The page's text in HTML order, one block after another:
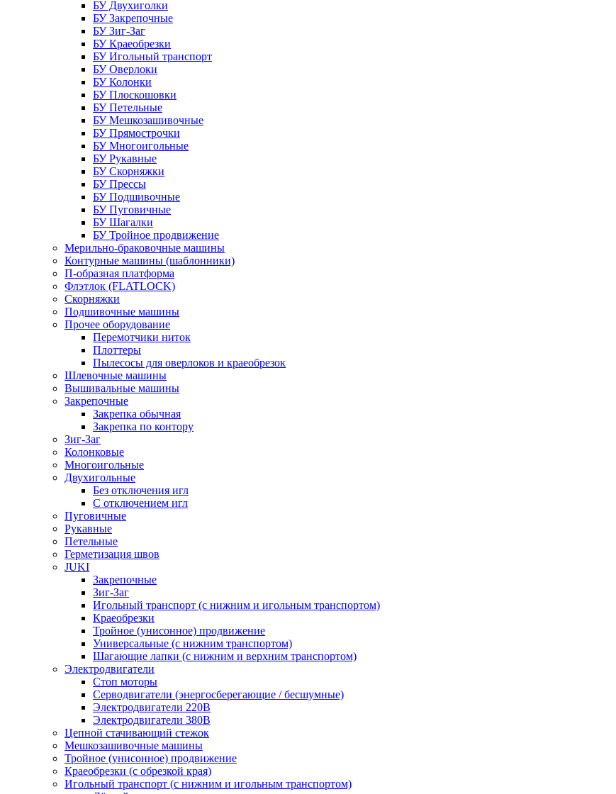
БУ Двухиголки
БУ Закрепочные
БУ Зиг-Заг
БУ Краеобрезки
БУ Игольный транспорт
БУ Оверлоки
БУ Колонки
БУ Плоскошовки
БУ Петельные
БУ Мешкозашивочные
БУ Прямострочки
БУ Многоигольные
БУ Рукавные
БУ Скорняжки
БУ Прессы
БУ Подшивочные
БУ Пуговичные
БУ Шагалки
БУ Тройное продвижение
Мерильно-браковочные машины
Контурные машины (шаблонники)
П-образная платформа
Флэтлок (FLATLOCK)
Скорняжки
Подшивочные машины
Прочее оборудование
Перемотчики ниток
Плоттеры
Пылесосы для оверлоков и краеобрезок
Шлевочные машины
Вышивальные машины
Закрепочные
Закрепка обычная
Закрепка по контору
Зиг-Заг
Колонковые
Многоигольные
Двухигольные
Без отключения игл
С отключением игл
Пуговичные
Рукавные
Петельные
Герметизация швов
JUKI
Закрепочные
Зиг-Заг
Игольный транспорт (с нижним и игольным транспортом)
Краеобрезки
Тройное (унисонное) продвижение
Универсальные (с нижним транспортом)
Шагающие лапки (с нижним и верхним транспортом)
Электродвигатели
Стоп моторы
Серводвигатели (энергосберегающие / бесшумные)
Электродвигатели 220В
Электродвигатели 380В
Цепной стачивающий стежок
Мешкозашивочные машины
Тройное (унисонное) продвижение
Краеобрезки (с обрезкой края)
Игольный транспорт (с нижним и игольным транспортом)